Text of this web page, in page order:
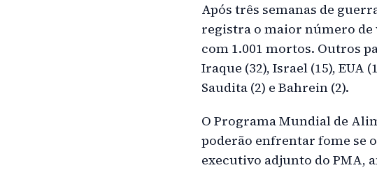
Após três semanas de
registra o maior número de
com 1.001 mortos. Outros
Iraque (32), Israel (15), EUA
Saudita (2) e Bahrein (2).
O Programa Mundial de
poderão enfrentar fome se
executivo adjunto do PMA,